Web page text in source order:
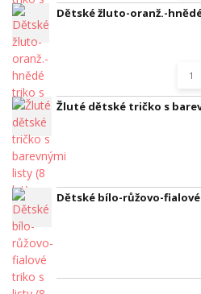
Dětské žluto-oranž.-
Žluté dětské tričko s
Dětské bílo-růžovo-